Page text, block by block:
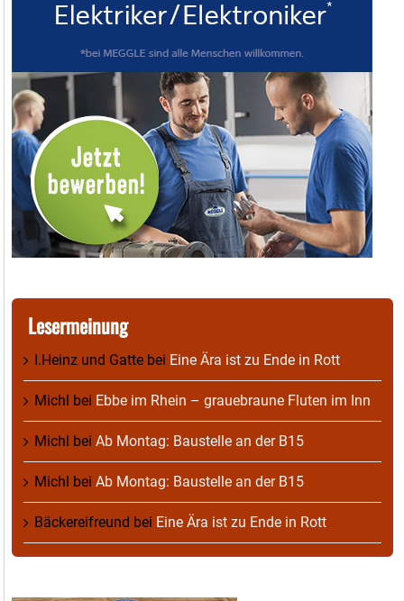
Lesermeinung
I.Heinz und Gatte bei Eine Ära ist zu Ende in Rott
Michl bei Ebbe im Rhein – grauebraune Fluten im Inn
Michl bei Ab Montag: Baustelle an der B15
Michl bei Ab Montag: Baustelle an der B15
Bäckereifreund bei Eine Ära ist zu Ende in Rott